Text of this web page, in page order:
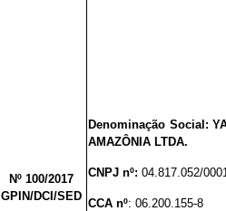
Nº 100/2017
GPIN/DCI/SED
Denominação Social:
AMAZÔNIA LTDA.
CNPJ nº:04.817.052/
CCA nº:06.200.155-8